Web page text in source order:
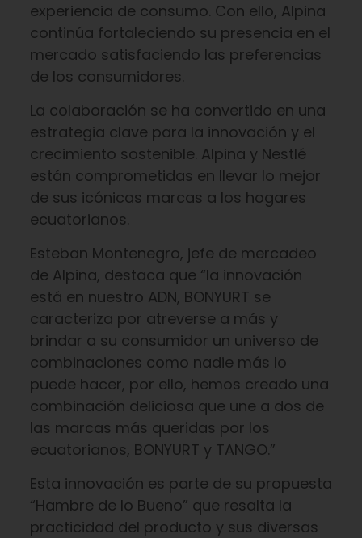
experiencia de consumo. Con ello, Alpina
continúa fortaleciendo su presencia en el
mercado satisfaciendo las preferencias
de los consumidores.
La colaboración se ha convertido en una
estrategia clave para la innovación y el
crecimiento sostenible. Alpina y Nestlé
están comprometidas en llevar lo mejor
de sus icónicas marcas a los hogares
ecuatorianos.
Esteban Montenegro, jefe de mercadeo
de Alpina, destaca que “la innovación
está en nuestro ADN, BONYURT se
caracteriza por atreverse a más y
brindar a su consumidor un universo de
combinaciones como nadie más lo
puede hacer, por ello, hemos creado una
combinación deliciosa que une a dos de
las marcas más queridas por los
ecuatorianos, BONYURT y TANGO.”
Esta innovación es parte de su propuesta
“Hambre de lo Bueno” que resalta la
practicidad del producto y sus diversas